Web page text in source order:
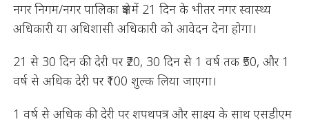
नगर निगम/नगर पालिका क्षेत्र में 21 दिन के भीतर नगर स्वास्थ्य
अधिकारी या अधिशासी अधिकारी को आवेदन देना होगा।
21 से 30 दिन की देरी पर ₹20, 30 दिन से 1 वर्ष तक ₹50, और 1
वर्ष से अधिक देरी पर ₹100 शुल्क लिया जाएगा।
1 वर्ष से अधिक की देरी पर शपथपत्र और साक्ष्य के साथ एसडीएम